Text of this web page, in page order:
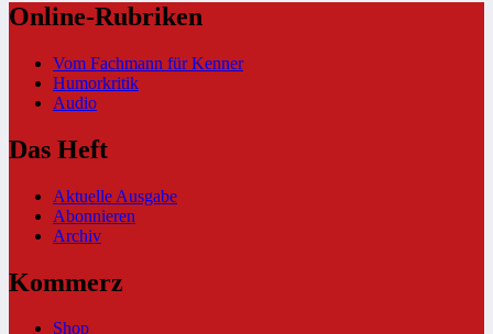
Online-Rubriken
Vom Fachmann für Kenner
Humorkritik
Audio
Das Heft
Aktuelle Ausgabe
Abonnieren
Archiv
Kommerz
Shop